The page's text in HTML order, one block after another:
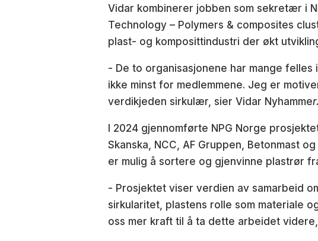
Vidar kombinerer jobben som sekretær i
Technology – Polymers & composites
plast- og komposittindustri der økt
- De to organisasjonene har mange
ikke minst for medlemmene. Jeg er
verdikjeden sirkulær, sier Vidar Nyhammer.
I 2024 gjennomførte NPG Norge
Skanska, NCC, AF Gruppen, Betonmast
er mulig å sortere og gjenvinne plastrør
- Prosjektet viser verdien av samarbeid
sirkularitet, plastens rolle som materiale
oss mer kraft til å ta dette arbeidet